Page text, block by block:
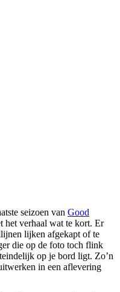
seizoen van Good
het verhaal wat te kort. Er
lijken afgekapt of te
die op de foto toch flink
op je bord ligt. Zo’n
in een aflevering